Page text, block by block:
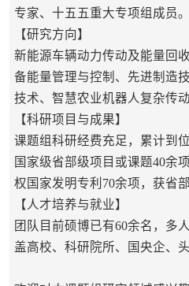
专家、十五五重大专项组成员。
【研究方向】
新能源车辆动力传动及能量回
备能量管理与控制、先进制造
技术、智慧农业机器人复杂传
【科研项目与成果】
课题组科研经费充足，累计到
国家级省部级项目或课题40余
权国家发明专利70余项，获省
【人才培养与就业】
团队目前硕博已有60余名，多
盖高校、科研院所、国央企、头